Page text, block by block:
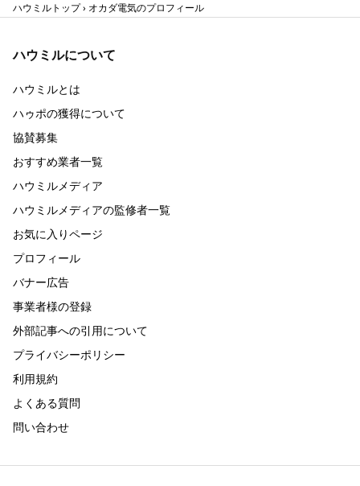
ハウミルトップ オカダ電気のプロフィール
ハウミルについて
ハウミルとは
ハゥポの獲得について
協賛募集
おすすめ業者一覧
ハウミルメディア
ハウミルメディアの監修者一覧
お気に入りページ
プロフィール
バナー広告
事業者様の登録
外部記事への引用について
プライバシーポリシー
利用規約
よくある質問
問い合わせ